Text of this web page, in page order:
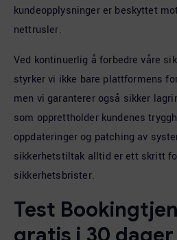
kundeopplysninger er beskyttet
nettrusler.
Ved kontinuerlig å forbedre våre
styrker vi ikke bare plattformens
men vi garanterer også sikker
som opprettholder kundenes
oppdateringer og patching av
sikkerhetstiltak alltid er ett skritt
sikkerhetsbrister.
Test
gratis i 30 dager